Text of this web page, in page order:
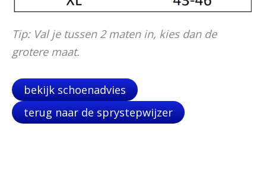
Tip: Val je tussen 2 maten in, kies dan de
grotere maat.
bekijk schoenadvies
terug naar de sprystepwijzer